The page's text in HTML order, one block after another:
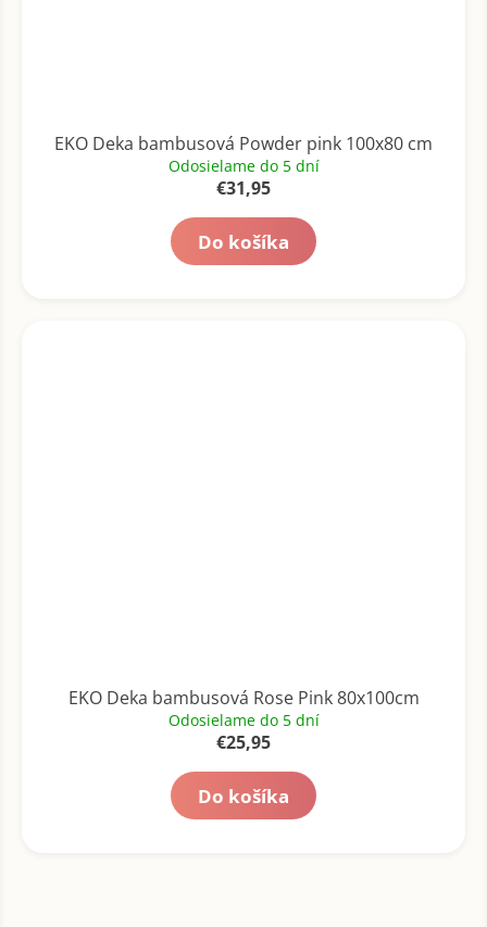
EKO Deka bambusová Powder pink 100x80 cm
Odosielame do 5 dní
€31,95
Do košíka
EKO Deka bambusová Rose Pink 80x100cm
Odosielame do 5 dní
€25,95
Do košíka